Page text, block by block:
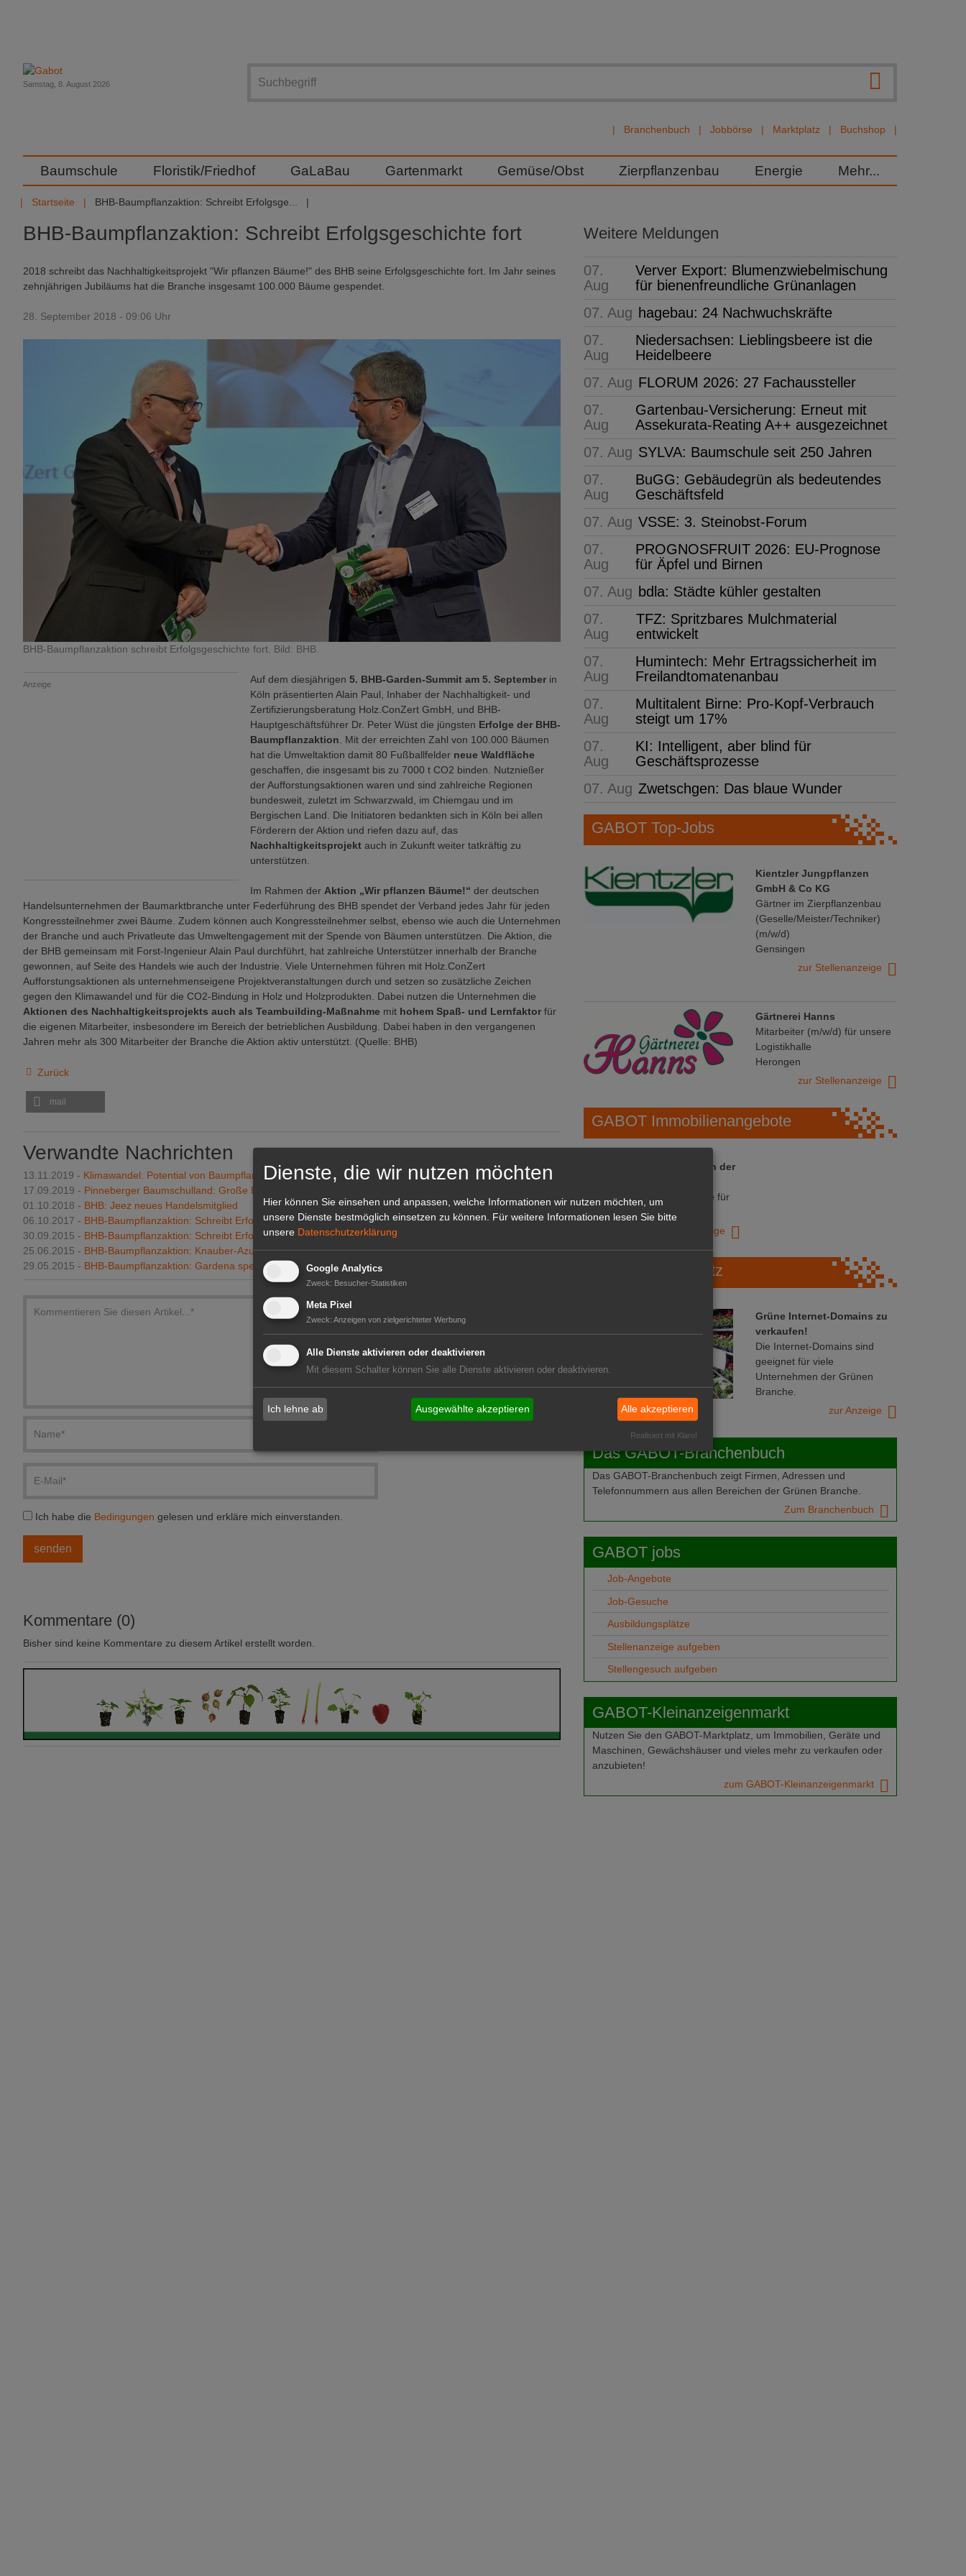
Branchenbuch Jobbörse Marktplatz Buchshop
Samstag, 8. August 2026
Baumschule Floristik/Friedhof GaLaBau Gartenmarkt Gemüse/Obst Zierpflanzenbau Energie Mehr...
Startseite BHB-Baumpflanzaktion: Schreibt Erfolgsge...
BHB-Baumpflanzaktion: Schreibt Erfolgsgeschichte fort
2018 schreibt das Nachhaltigkeitsprojekt "Wir pflanzen Bäume!" des BHB seine Erfolgsgeschichte fort. Im Jahr seines
zehnjährigen Jubiläums hat die Branche insgesamt 100.000 Bäume gespendet.
28. September 2018 - 09:06 Uhr
BHB-Baumpflanzaktion schreibt Erfolgsgeschichte fort. Bild: BHB.
Anzeige Auf dem diesjährigen 5. BHB-Garden-Summit am 5. September in
Köln präsentierten Alain Paul, Inhaber der Nachhaltigkeit- und
Zertifizierungsberatung Holz.ConZert GmbH, und BHB-
Hauptgeschäftsführer Dr. Peter Wüst die jüngsten Erfolge der BHB-
Baumpflanzaktion . Mit der erreichten Zahl von 100.000 Bäumen
hat die Umweltaktion damit 80 Fußballfelder neue Waldfläche
geschaffen, die insgesamt bis zu 7000 t CO2 binden. Nutznießer
der Aufforstungsaktionen waren und sind zahlreiche Regionen
bundesweit, zuletzt im Schwarzwald, im Chiemgau und im
Bergischen Land. Die Initiatoren bedankten sich in Köln bei allen
Förderern der Aktion und riefen dazu auf, das
Nachhaltigkeitsprojekt auch in Zukunft weiter tatkräftig zu
unterstützen.
Im Rahmen der Aktion „Wir pflanzen Bäume!“ der deutschen
Handelsunternehmen der Baumarktbranche unter Federführung des BHB spendet der Verband jedes Jahr für jeden
Kongressteilnehmer zwei Bäume. Zudem können auch Kongressteilnehmer selbst, ebenso wie auch die Unternehmen
der Branche und auch Privatleute das Umweltengagement mit der Spende von Bäumen unterstützen. Die Aktion, die
der BHB gemeinsam mit Forst-Ingenieur Alain Paul durchführt, hat zahlreiche Unterstützer innerhalb der Branche
gewonnen, auf Seite des Handels wie auch der Industrie. Viele Unternehmen führen mit Holz.ConZert
Aufforstungsaktionen als unternehmenseigene Projektveranstaltungen durch und setzen so zusätzliche Zeichen
gegen den Klimawandel und für die CO2-Bindung in Holz und Holzprodukten. Dabei nutzen die Unternehmen die
Aktionen des Nachhaltigkeitsprojekts auch als Teambuilding-Maßnahme mit hohem Spaß- und Lernfaktor für
die eigenen Mitarbeiter, insbesondere im Bereich der betrieblichen Ausbildung. Dabei haben in den vergangenen
Jahren mehr als 300 Mitarbeiter der Branche die Aktion aktiv unterstützt. (Quelle: BHB)
Zurück
mail
Verwandte Nachrichten
13.11.2019 - Klimawandel: Potential von Baumpflanzungen dramatisch überbewertet
17.09.2019 - Pinneberger Baumschulland: Große Baumpflanzaktion
01.10.2018 - BHB: Jeez neues Handelsmitglied
06.10.2017 - BHB-Baumpflanzaktion: Schreibt Erfolgsgeschichte fort
30.09.2015 - BHB-Baumpflanzaktion: Schreibt Erfolgsgeschichte fort
25.06.2015 - BHB-Baumpflanzaktion: Knauber-Azubis pflanzen 1.900 Bäume
29.05.2015 - BHB-Baumpflanzaktion: Gardena spendet 1.000 Bäume
Ich habe die Bedingungen gelesen und erkläre mich einverstanden.
Kommentare (0)
Bisher sind keine Kommentare zu diesem Artikel erstellt worden.
Weitere Meldungen
07.
Aug
Verver Export: Blumenzwiebelmischung
für bienenfreundliche Grünanlagen
07. Aug hagebau: 24 Nachwuchskräfte
07.
Aug
Niedersachsen: Lieblingsbeere ist die
Heidelbeere
07. Aug FLORUM 2026: 27 Fachaussteller
07.
Aug
Gartenbau-Versicherung: Erneut mit
Assekurata-Reating A++ ausgezeichnet
07. Aug SYLVA: Baumschule seit 250 Jahren
07.
Aug
BuGG: Gebäudegrün als bedeutendes
Geschäftsfeld
07. Aug VSSE: 3. Steinobst-Forum
07.
Aug
PROGNOSFRUIT 2026: EU-Prognose
für Äpfel und Birnen
07. Aug bdla: Städte kühler gestalten
07.
Aug
TFZ: Spritzbares Mulchmaterial
entwickelt
07.
Aug
Humintech: Mehr Ertragssicherheit im
Freilandtomatenanbau
07.
Aug
Multitalent Birne: Pro-Kopf-Verbrauch
steigt um 17%
07.
Aug
KI: Intelligent, aber blind für
Geschäftsprozesse
07. Aug Zwetschgen: Das blaue Wunder
GABOT Top-Jobs
Kientzler Jungpflanzen
GmbH & Co KG
Gärtner im Zierpflanzenbau
(Geselle/Meister/Techniker)
(m/w/d)
Gensingen
zur Stellenanzeige
Gärtnerei Hanns
Mitarbeiter (m/w/d) für unsere
Logistikhalle
Herongen
zur Stellenanzeige
GABOT Immobilienangebote
1A-Lage, ihre Chance in der
Repräsentative Immobilie für
IHREN Betrieb!
zur Anzeige
GABOT Marktplatz
Grüne Internet-Domains zu
verkaufen!
Die Internet-Domains sind
geeignet für viele
Unternehmen der Grünen
Branche.
zur Anzeige
Das GABOT-Branchenbuch
Das GABOT-Branchenbuch zeigt Firmen, Adressen und
Telefonnummern aus allen Bereichen der Grünen Branche.
Zum Branchenbuch
GABOT jobs
Job-Angebote
Job-Gesuche
Ausbildungsplätze
Stellenanzeige aufgeben
Stellengesuch aufgeben
GABOT-Kleinanzeigenmarkt
Nutzen Sie den GABOT-Marktplatz, um Immobilien, Geräte und
Maschinen, Gewächshäuser und vieles mehr zu verkaufen oder
anzubieten!
zum GABOT-Kleinanzeigenmarkt
Dienste, die wir nutzen möchten
Hier können Sie einsehen und anpassen, welche Informationen wir nutzen möchten, um
unsere Dienste bestmöglich einsetzen zu können.
Für weitere Informationen lesen Sie bitte
unsere Datenschutzerklärung
Google Analytics
Zweck: Besucher-Statistiken
Meta Pixel
Zweck: Anzeigen von zielgerichteter Werbung
Alle Dienste aktivieren oder deaktivieren
Mit diesem Schalter können Sie alle Dienste aktivieren oder deaktivieren.
Ich lehne ab Ausgewählte akzeptieren Alle akzeptieren
Realisiert mit Klaro!